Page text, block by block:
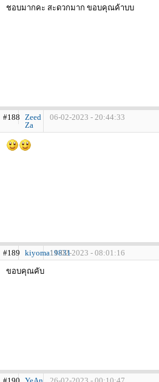
ชอบมากคะ สะดวกมาก ขอบคุณค้าบบ
#188 Zeed
Za
06-02-2023 - 20:44:33
#189 kiyoma1983111-02-2023 - 08:01:16
ขอบคุณคับ